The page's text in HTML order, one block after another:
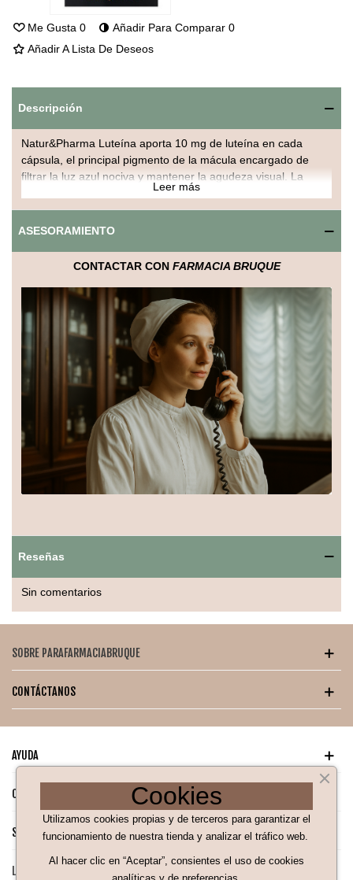
Me Gusta 0 Añadir Para Comparar 0
Añadir A Lista De Deseos
Descripción
Natur&Pharma Luteína aporta 10 mg de luteína en cada
cápsula, el principal pigmento de la mácula encargado de
filtrar la luz azul nociva y mantener la agudeza visual. La
a absorber la luz azul y reduce el daño oxidativo en las
células oculares, manteniendo la función visual normal con el
paso de los años.
Protege frente al estrés oxidativo: actúa como antioxidante,
neutralizando radicales libres generados por la exposición a
pantallas, radiación UV y contaminación.
Favorece la claridad y el confort ocular
: al mantener la
densidad pigmentaria de la mácula, contribuye a reducir la
fatiga visual y mejorar la percepción de contraste en
condiciones de baja luminosidad.
Formulado sin aditivos artificiales, en cápsulas vegetales
aptas para veganos y libre de gluten. Se recomienda tomar
cápsula al día
con la comida principal para optimizar su
absorción y maximizar sus beneficios.
Leer más
ASESORAMIENTO
CONTACTAR CON FARMACIA BRUQUE
Reseñas
Sin comentarios
SOBRE PARAFARMACIABRUQUE
CONTÁCTANOS
AYUDA
CATÁLOGO PARA TI
SÍGUENOS EN NUESTRAS REDES SOCIALES
LEGAL
Cookies
Utilizamos cookies propias y de terceros para garantizar el
funcionamiento de nuestra tienda y analizar el tráfico web.
Al hacer clic en “Aceptar”, consientes el uso de cookies